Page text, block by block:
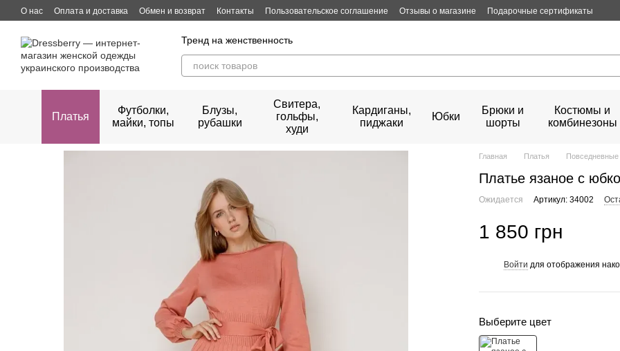
Перейти к основному контенту
О нас Оплата и доставка Обмен и возврат Контакты Пользовательское соглашение Отзывы о магазине Подарочные сертификаты
Тренд на женственность
Платья
Футболки,
майки, топы
Блузы,
рубашки
Свитера,
гольфы,
худи
Кардиганы,
пиджаки
Юбки
Брюки и
шорты
Костюмы и
комбинезоны
Главная Платья Повседневные
Платье язаное с
Ожидается Артикул: 34002
1 850 грн
Войти для отображения
Выберите цвет